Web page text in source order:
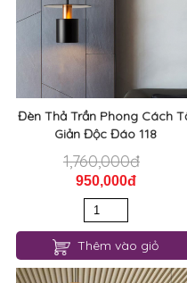
Đèn Thả Trần Phong Cách Tối
Giản Độc Đáo 118
1,760,000đ